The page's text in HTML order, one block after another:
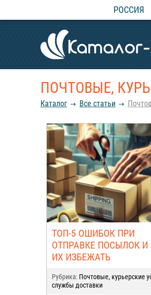
РОССИЯ
ПОЧТОВЫЕ,
Каталог Все статьи
ТОП-5 ОШИБОК ПРИ
ОТПРАВКЕ ПОСЫЛОК И
ИХ ИЗБЕЖАТЬ
Рубрика: Почтовые, курьерские
службы доставки